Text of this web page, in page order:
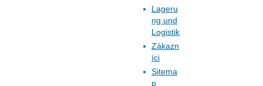
Lageru
ng und
Logistik
Zákazn
íci
Sitema
p